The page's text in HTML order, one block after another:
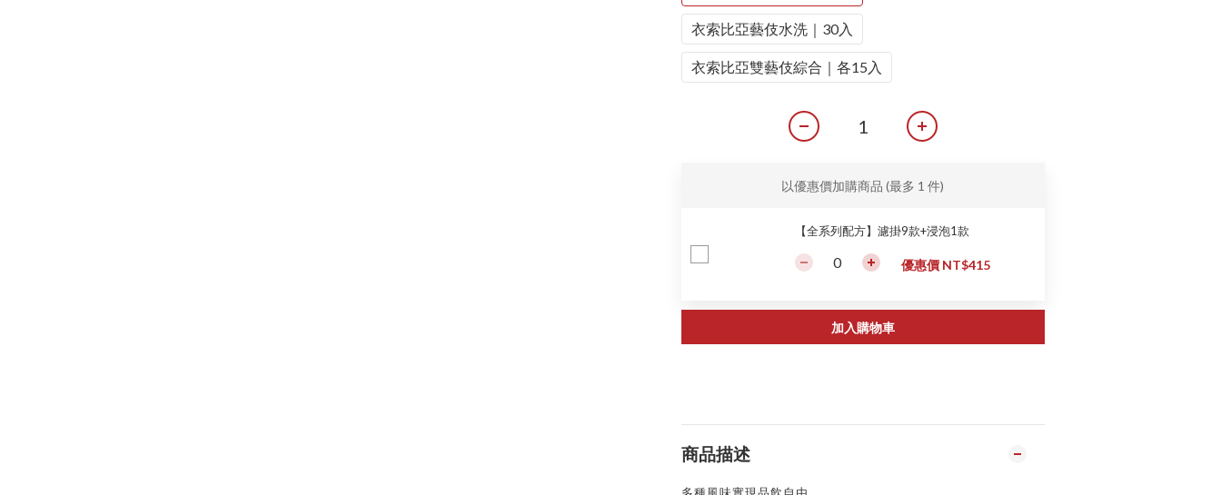
衣索比亞藝伎水洗｜30入
衣索比亞雙藝伎綜合｜各15入
以優惠價加購商品 (最多 1 件)
【全系列配方】濾掛9款+浸泡1款
優惠價 NT$415
加入購物車
商品描述